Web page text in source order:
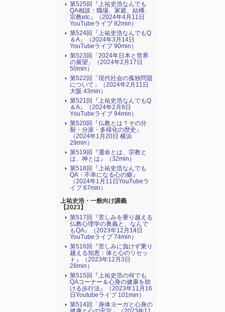
第525回『上祐史浩なんでも
QA相談：職場、家庭、結構、
宗教etc』（2024年4月11日
YouTubeライブ 82min）
第524回『上祐史浩なんでもQ
＆A』（2024年3月14日
YouTubeライブ 90min）
第523回「2024年日本と世界
の展望」（2024年2月17日
50min）
第522回「現代社会の孤独問題
について」（2024年2月11日
大阪 43min）
第521回『上祐史浩なんでもQ
＆A』（2024年2月8日
YouTubeライブ 94min）
第520回『仏教とは？その分
裂・分派・多様化の歴史』
（2024年1月20日 横浜
29min）
第519回『運命とは、宗教と
は、神とは』（32min）
第518回『上祐史浩なんでも
QA・不幸になる心の癖』
（2024年1月11日YouTubeラ
イブ 67min）
上祐史浩・一般向け講義
【2023】
第517回『苦しみを乗り越える
仏教心理学の奥義と、なんで
もQA』（2023年12月14日
YouTubeライブ 74min）
第516回『苦しみに負けず乗り
越える知恵：体と心のリセッ
ト』（2023年12月3日
28min）
第515回『上祐史浩の何でも
QAコーナー＆心身の健康を助
ける歩行法』（2023年11月16
日Youtubeライブ 101min）
第514回「身体ヨーガと心身の